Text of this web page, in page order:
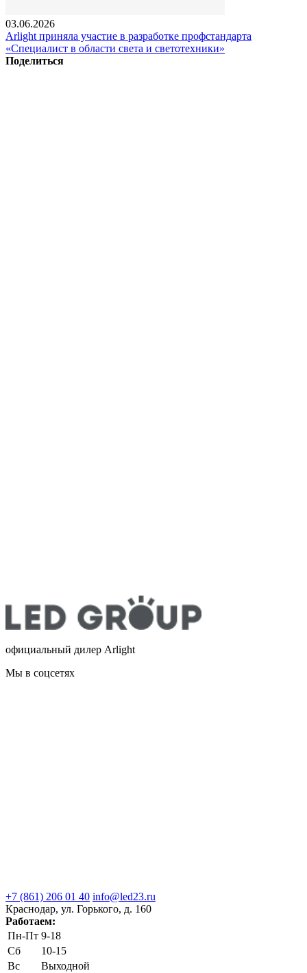
03.06.2026
Arlight приняла участие в разработке профстандарта
«Специалист в области света и светотехники»
Поделиться
официальный дилер Arlight
Мы в соцсетях
+7 (861) 206 01 40 info@led23.ru
Краснодар, ул. Горького, д. 160
Работаем:
Пн-Пт 9-18
Сб
10-15
Вс
Выходной